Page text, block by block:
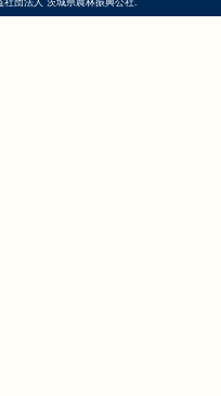
団法人 茨城県農林振興公社.